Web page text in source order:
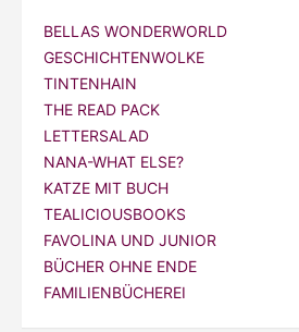
BELLAS WONDERWORLD
GESCHICHTENWOLKE
TINTENHAIN
THE READ PACK
LETTERSALAD
NANA-WHAT ELSE?
KATZE MIT BUCH
TEALICIOUSBOOKS
FAVOLINA UND JUNIOR
BÜCHER OHNE ENDE
FAMILIENBÜCHEREI